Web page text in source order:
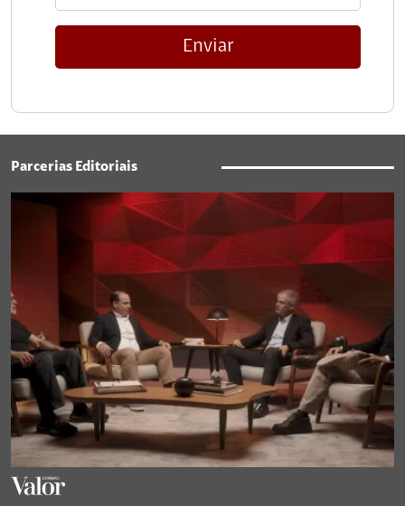
Enviar
Parcerias Editoriais